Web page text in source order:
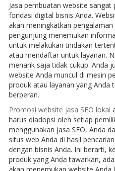
Jasa pembuatan website
fondasi digital bisnis Anda.
akan meningkatkan
pengunjung menemukan
untuk melakukan tindakan
atau mendaftar untuk layanan.
menarik saja tidak cukup. Anda
website Anda muncul di mesin
produk atau layanan yang Anda
berperan.
Promosi website jasa SEO lokal
harus diadopsi oleh setiap
menggunakan jasa SEO, Anda
situs web Anda di hasil
dengan bisnis Anda. Ini berarti,
produk yang Anda tawarkan,